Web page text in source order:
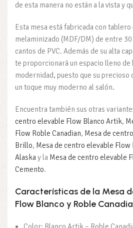
de esta manera no están a la vista y
Esta mesa está fabricada con
melaminizado (MDF/DM) de entre
cantos de PVC. Además de su alta
te proporcionará un espacio lleno de
modernidad, puesto que su precioso
un toque muy moderno al salón.
Encuentra también sus otras
centro elevable Flow Blanco Artik,
Flow Roble Canadian, Mesa de
Brillo, Mesa de centro elevable
Alaskay la Mesa de centro elevable
Cemento.
Características de la Mesa
Flow Blanco y Roble